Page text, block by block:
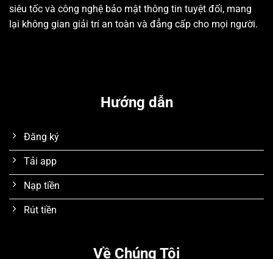
siêu tốc và công nghệ bảo mật thông tin tuyệt đối, mang
lại không gian giải trí an toàn và đẳng cấp cho mọi người.
Hướng dẫn
Đăng ký
Tải app
Nạp tiền
Rút tiền
Về Chúng Tôi